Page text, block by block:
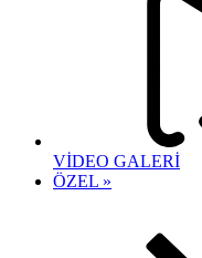
VİDEO GALERİ
ÖZEL »